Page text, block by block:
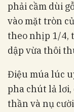
phải cầm dùi
vào mặt tròn
theo nhịp 1/4,
dập vừa thôi
Điệu múa lúc
pha chút lả
thần và nụ